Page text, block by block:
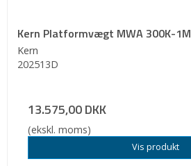
Kern Platformvægt MWA 300K-1M
Kern
202513D
13.575,00 DKK
(ekskl. moms)
Vis produkt